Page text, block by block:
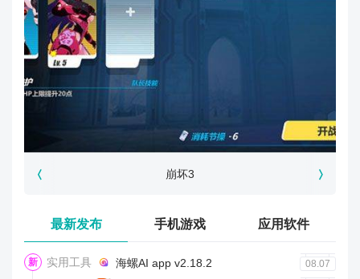
崩坏3
最新发布 手机游戏 应用软件
实用工具 海螺AI app v2.18.2 08.07